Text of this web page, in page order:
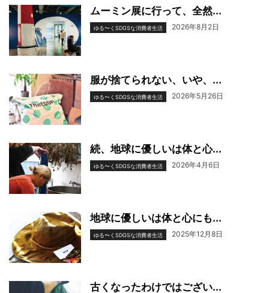
ムーミン展に行って、全然...
ゆる〜くSDGSな消費者生活 2026年8月2日
服が捨てられない、いや、...
ゆる〜くSDGSな消費者生活 2026年5月26日
続、地球に優しいは体と心...
ゆる〜くSDGSな消費者生活 2026年4月6日
地球に優しいは体と心にも...
ゆる〜くSDGSな消費者生活 2025年12月8日
古くなったわけではござい...